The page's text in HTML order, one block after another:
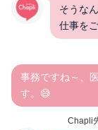
そうな
仕事を
事務ですね～、
す。😅
Chapli